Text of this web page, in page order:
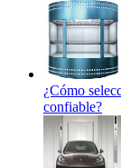
¿Cómo
confiable?